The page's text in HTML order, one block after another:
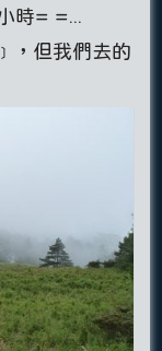
時= =...
，但我們去的